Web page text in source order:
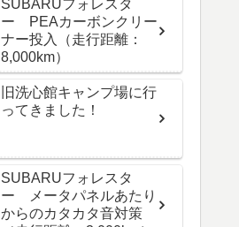
SUBARUフォレスタ
ー PEAカーボンクリー
ナー投入（走行距離：
8,000km）
旧洗心館キャンプ場に行
ってきました！
SUBARUフォレスタ
ー メータパネルあたり
からのカタカタ音対策